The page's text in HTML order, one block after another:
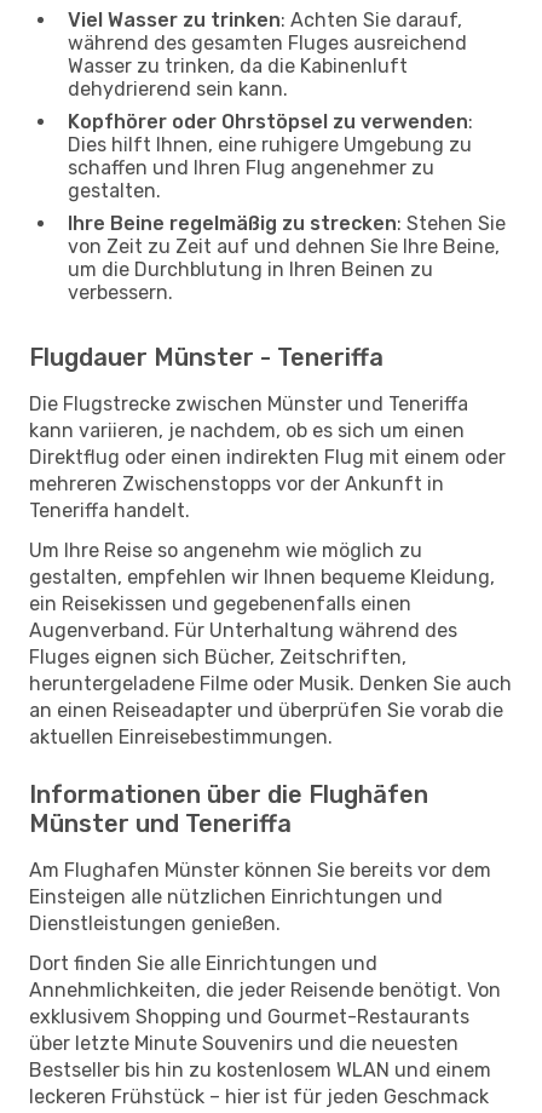
Viel Wasser zu trinken: Achten Sie darauf,
während des gesamten Fluges ausreichend
Wasser zu trinken, da die Kabinenluft
dehydrierend sein kann.
Kopfhörer oder Ohrstöpsel zu verwenden:
Dies hilft Ihnen, eine ruhigere Umgebung zu
schaffen und Ihren Flug angenehmer zu
gestalten.
Ihre Beine regelmäßig zu strecken: Stehen Sie
von Zeit zu Zeit auf und dehnen Sie Ihre Beine,
um die Durchblutung in Ihren Beinen zu
verbessern.
Flugdauer Münster - Teneriffa
Die Flugstrecke zwischen Münster und Teneriffa
kann variieren, je nachdem, ob es sich um einen
Direktflug oder einen indirekten Flug mit einem oder
mehreren Zwischenstopps vor der Ankunft in
Teneriffa handelt.
Um Ihre Reise so angenehm wie möglich zu
gestalten, empfehlen wir Ihnen bequeme Kleidung,
ein Reisekissen und gegebenenfalls einen
Augenverband. Für Unterhaltung während des
Fluges eignen sich Bücher, Zeitschriften,
heruntergeladene Filme oder Musik. Denken Sie auch
an einen Reiseadapter und überprüfen Sie vorab die
aktuellen Einreisebestimmungen.
Informationen über die Flughäfen
Münster und Teneriffa
Am Flughafen Münster können Sie bereits vor dem
Einsteigen alle nützlichen Einrichtungen und
Dienstleistungen genießen.
Dort finden Sie alle Einrichtungen und
Annehmlichkeiten, die jeder Reisende benötigt. Von
exklusivem Shopping und Gourmet-Restaurants
über letzte Minute Souvenirs und die neuesten
Bestseller bis hin zu kostenlosem WLAN und einem
leckeren Frühstück – hier ist für jeden Geschmack